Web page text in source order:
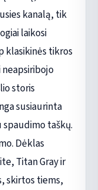
kanalą, tik
laikosi
klasikinės tikros
neapsiribojo
storis
susiaurinta
taškų.
Dėklas
Titan Gray ir
skirtos tiems,